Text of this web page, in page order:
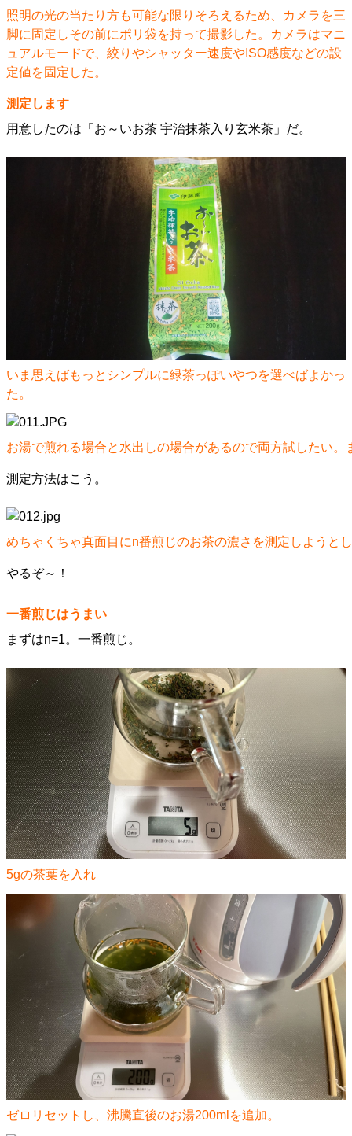
照明の光の当たり方も可能な限りそろえるため、カメラを三
脚に固定しその前にポリ袋を持って撮影した。カメラはマニ
ュアルモードで、絞りやシャッター速度やISO感度などの設
定値を固定した。
測定します
用意したのは「お～いお茶 宇治抹茶入り玄米茶」だ。
いま思えばもっとシンプルに緑茶っぽいやつを選べばよかっ
た。
お湯で煎れる場合と水出しの場合があるので両方試したい。
測定方法はこう。
めちゃくちゃ真面目にn番煎じのお茶の濃さを測定しようと
やるぞ～！
一番煎じはうまい
まずはn=1。一番煎じ。
5gの茶葉を入れ
ゼロリセットし、沸騰直後のお湯200mlを追加。